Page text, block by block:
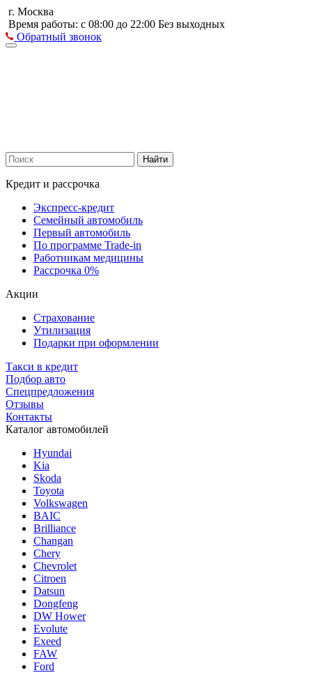
г. Москва
Время работы: с 08:00 до 22:00 Без выходных
Обратный звонок
Найти
Кредит и рассрочка
Экспресс-кредит
Семейный автомобиль
Первый автомобиль
По программе Trade-in
Работникам медицины
Рассрочка 0%
Акции
Страхование
Утилизация
Подарки при оформлении
Такси в кредит
Подбор авто
Спецпредложения
Отзывы
Контакты
Каталог автомобилей
Hyundai
Kia
Skoda
Toyota
Volkswagen
BAIC
Brilliance
Changan
Chery
Chevrolet
Citroen
Datsun
Dongfeng
DW Hower
Evolute
Exeed
FAW
Ford